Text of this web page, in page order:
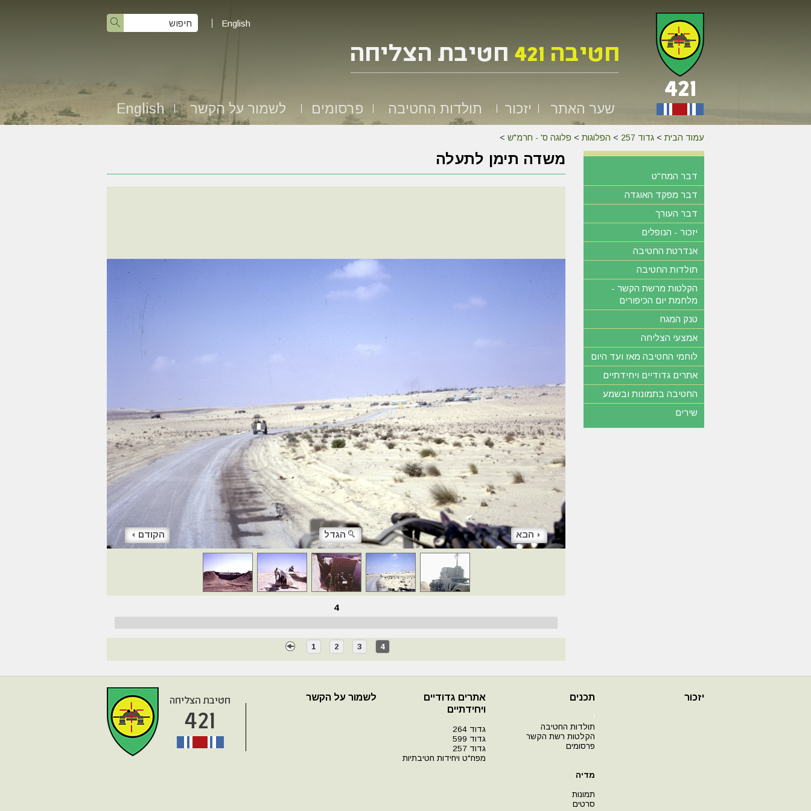
English
שער האתר יזכור תולדות החטיבה פרסומים לשמור על הקשר English
עמוד הבית >גדוד 257 > הפלוגות > פלוגה ס' - חרמ"ש >
משדה תימן לתעלה
הקודם הגדל הבא
4
1 2 3 4
דבר המח"ט
דבר מפקד האוגדה
דבר העורך
יזכור - הנופלים
אנדרטת החטיבה
תולדות החטיבה
הקלטות מרשת הקשר -
מלחמת יום הכיפורים
טנק המגח
אמצעי הצליחה
לוחמי החטיבה מאז ועד היום
אתרים גדודיים ויחידתיים
החטיבה בתמונות ובשמע
שירים
יזכור תכנים
י
תולדות החטיבה
הקלטות רשת הקשר
פרסומים
מדיה
תמונות
סרטים
אתרים גדודיים
ויחידתיים
גדוד 264
גדוד 599
גדוד 257
מפח"ט ויחידות חטיבתיות
לשמור על הקשר